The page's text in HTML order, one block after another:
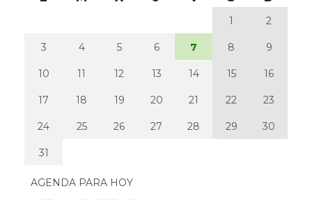
1 2
3 4 5 6 7 8 9
10 11 12 13 14 15 16
17 18 19 20 21 22 23
24 25 26 27 28 29 30
31
AGENDA PARA HOY